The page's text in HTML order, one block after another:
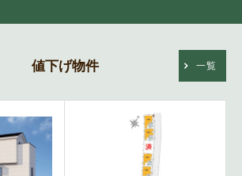
値下げ物件 一覧